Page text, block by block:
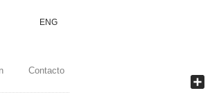
ENG
Contacto